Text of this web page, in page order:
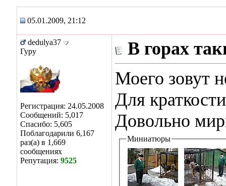
05.01.2009, 21:12
dedulya37
Гуру
Регистрация: 24.05.2008
Сообщений: 5,017
Спасибо: 5,605
Поблагодарили 6,167
раз(а) в 1,669
сообщениях
Репутация: 9525
В горах
Моего зовут
Для
Довольно
Миниатюры